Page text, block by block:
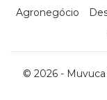
Agronegócio
© 2026 - Muvuca